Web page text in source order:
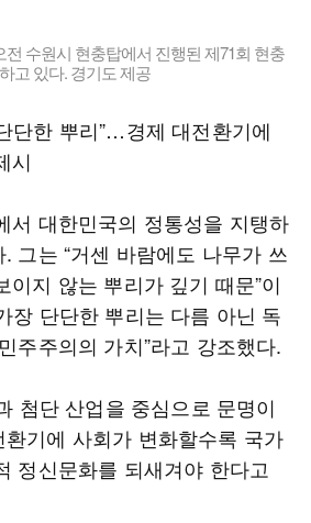
수원시 현충탑에서 진행된 제71회 현충
고 있다. 경기도 제공
단한 뿌리”…경제 대전환기에
시
서 대한민국의 정통성을 지탱하
그는 “거센 바람에도 나무가 쓰
이지 않는 뿌리가 깊기 때문”이
장 단단한 뿌리는 다름 아닌 독
주주의의 가치”라고 강조했다.
첨단 산업을 중심으로 문명이
기에 사회가 변화할수록 국가
정신문화를 되새겨야 한다고